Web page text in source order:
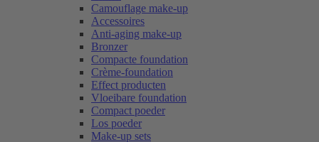
Camouflage make-up
Accessoires
Anti-aging make-up
Bronzer
Compacte foundation
Crème-foundation
Effect producten
Vloeibare foundation
Compact poeder
Los poeder
Make-up sets